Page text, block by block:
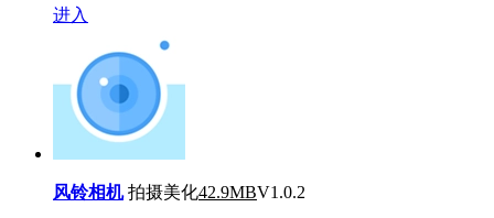
进入
风铃相机 拍摄美化42.9MBV1.0.2